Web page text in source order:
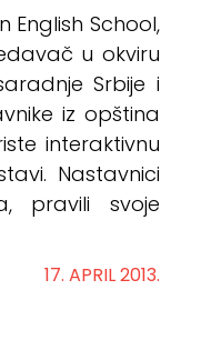
School,
u okviru
Srbije i
iz opština
interaktivnu
Nastavnici
pravili svoje
17. APRIL 2013.